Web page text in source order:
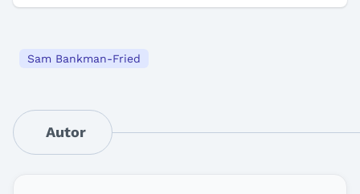
Sam Bankman-Fried
Autor